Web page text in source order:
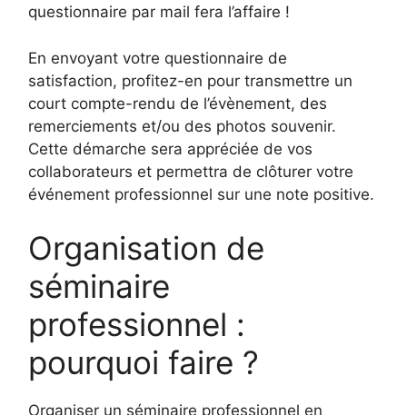
questionnaire par mail fera l’affaire !
En envoyant votre questionnaire de
satisfaction, profitez-en pour transmettre un
court compte-rendu de l’évènement, des
remerciements et/ou des photos souvenir.
Cette démarche sera appréciée de vos
collaborateurs et permettra de clôturer votre
événement professionnel sur une note positive.
Organisation de
séminaire
professionnel :
pourquoi faire ?
Organiser un séminaire professionnel en